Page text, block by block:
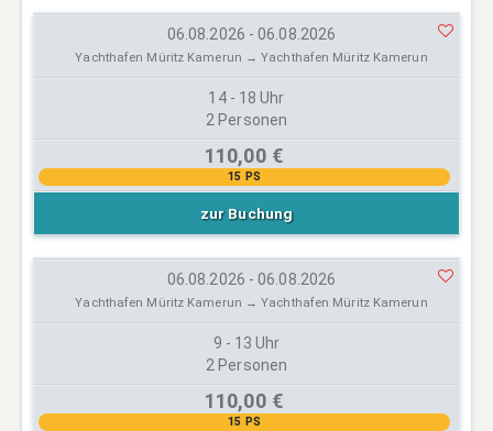
06.08.2026 - 06.08.2026
Yachthafen Müritz Kamerun → Yachthafen Müritz Kamerun
14 - 18 Uhr
2 Personen
110,00 €
15 PS
zur Buchung
06.08.2026 - 06.08.2026
Yachthafen Müritz Kamerun → Yachthafen Müritz Kamerun
9 - 13 Uhr
2 Personen
110,00 €
15 PS